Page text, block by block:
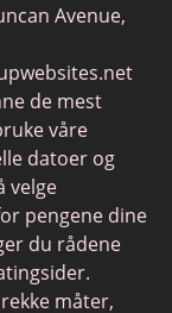
Avenue,
de mest
våre
datoer og
velge
pengene dine
du rådene
måter,